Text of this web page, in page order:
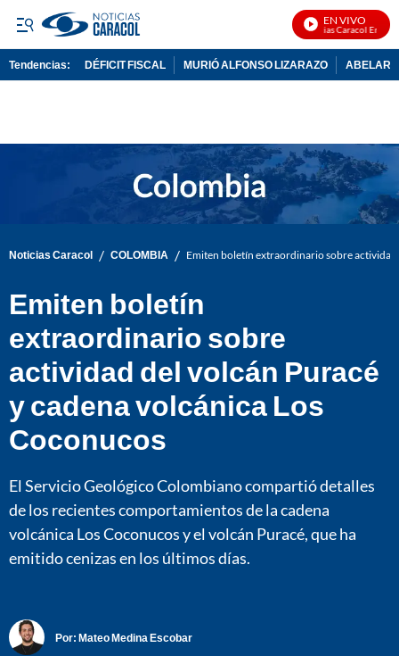
EN VIVO
Noticias Caracol En Vivo
Tendencias: DÉFICIT FISCAL MURIÓ ALFONSO LIZARAZO
Noticias Caracol / COLOMBIA / Emiten boletín extraordinario sobre actividad
Emiten boletín
extraordinario sobre
actividad del volcán Puracé
y cadena volcánica Los
Coconucos
El Servicio Geológico Colombiano compartió detalles
de los recientes comportamientos de la cadena
volcánica Los Coconucos y el volcán Puracé, que ha
emitido cenizas en los últimos días.
Por: Mateo Medina Escobar